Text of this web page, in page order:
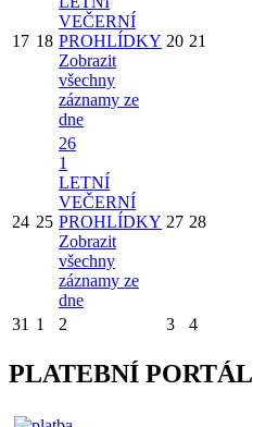
17 18
VEČERNÍ
PROHLÍDKY
Zobrazit
všechny
záznamy ze
dne
20 21
24 25
26
1
LETNÍ
VEČERNÍ
PROHLÍDKY
Zobrazit
všechny
záznamy ze
dne
27 28
31 1 2 3 4
PLATEBNÍ PORTÁL